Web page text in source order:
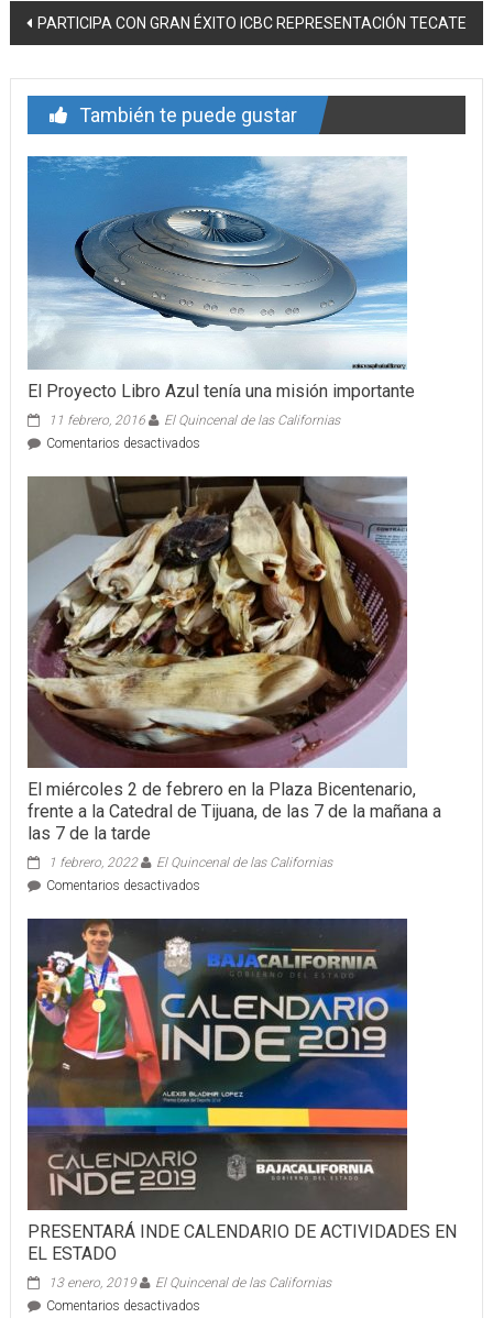
Navegación
entrada
PARTICIPA CON GRAN ÉXITO ICBC REPRESENTACIÓN TECATE
También te puede gustar
El Proyecto Libro Azul tenía una misión importante
11 febrero, 2016
El Quincenal de las Californias
Comentarios desactivadosen
Proyecto
Libro
Azul
tenía
una
misión
importante
El miércoles 2 de febrero en la Plaza Bicentenario,
frente a la Catedral de Tijuana, de las 7 de la mañana a
las 7 de la tarde
1 febrero, 2022
El Quincenal de las Californias
Comentarios desactivadosen
2
de
en
la
Plaza
Bicentenario,
frente
a
la
Catedral
Tijuana,
las
7
la
mañana
PRESENTARÁ INDE CALENDARIO DE ACTIVIDADES EN
EL ESTADO
13 enero, 2019
El Quincenal de las Californias
Comentarios desactivadosen